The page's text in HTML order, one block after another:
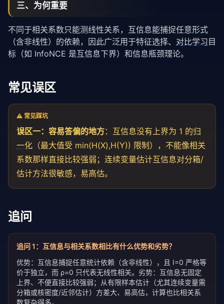
三、为何重要
不同于相关系数只能测线性关系，互信息能捕捉任意形式
（含非线性）的依赖，因此广泛用于特征选择、 对比学习 目
标（如 InfoNCE 是互信息下界）和信息瓶颈理论。
常见误区
⚠️ 常见踩坑
误区一：容易答偏的地方：互信息没有上界为 1 的归
一化 （最大值受 min(H(X),H(Y)) 限制），不能像相关
系数那样直接比较强弱；连续变量估计互信息对分箱/
估计方法很敏感，易高估。
追问
追问1 ： 互信息与相关系数相比有什么优势和劣势？
优势：互信息捕捉任意统计依赖（含非线性），且 I=0 严格等
价于独立，而 ρ=0 只代表无线性相关。劣势：互信息无固定
上界、不便直接比较强弱；从有限样本估计（尤其连续变量需
分箱或核密度/近邻估计）方差大、易高估，计算也比相关系